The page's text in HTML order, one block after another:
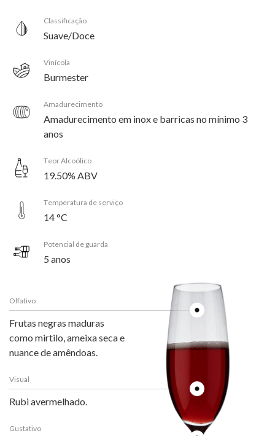
Classificação
Suave/Doce
Vinícola
Burmester
Amadurecimento
Amadurecimento em inox e barricas no mínimo 3
anos
Teor Alcoólico
19.50% ABV
Temperatura de serviço
14 °C
Potencial de guarda
5 anos
Olfativo
Frutas negras maduras
como mirtilo, ameixa seca e
nuance de amêndoas.
Visual
Rubi avermelhado.
Gustativo